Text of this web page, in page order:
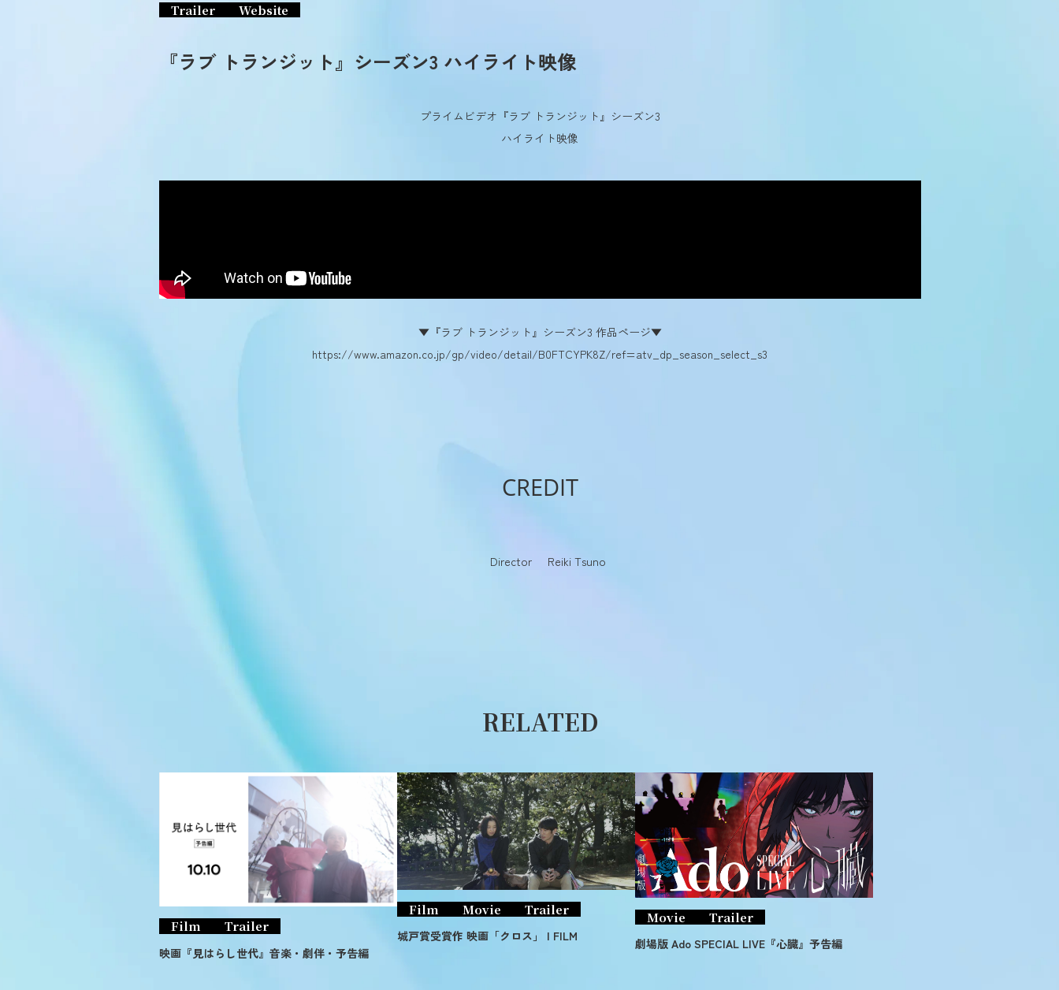
Trailer Website
『ラブ トランジット』シーズン3 ハイライト映像
プライムビデオ『ラブ トランジット』シーズン3
ハイライト映像
▼『ラブ トランジット』シーズン3 作品ページ▼
https://www.amazon.co.jp/gp/video/detail/B0FTCYPK8Z/ref=atv_dp_season_select_s3
CREDIT
Director Reiki Tsuno
RELATED
Film Trailer
映画『見はらし世代』音楽・劇伴・予告編
Film Movie Trailer
城戸賞受賞作 映画「クロス」 | FILM
Movie Trailer
劇場版 Ado SPECIAL LIVE『心臓』予告編